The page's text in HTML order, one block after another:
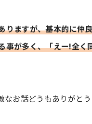
りますが、基本的に仲
事が多く、「えー!全
なお話どうもありがと